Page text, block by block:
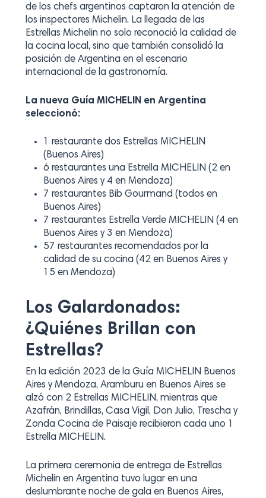
de los chefs argentinos captaron la atención de
los inspectores Michelin. La llegada de las
Estrellas Michelin no solo reconoció la calidad de
la cocina local, sino que también consolidó la
posición de Argentina en el escenario
internacional de la gastronomía.
La nueva Guía MICHELIN en Argentina
seleccionó:
1 restaurante dos Estrellas MICHELIN
(Buenos Aires)
6 restaurantes una Estrella MICHELIN (2 en
Buenos Aires y 4 en Mendoza)
7 restaurantes Bib Gourmand (todos en
Buenos Aires)
7 restaurantes Estrella Verde MICHELIN (4 en
Buenos Aires y 3 en Mendoza)
57 restaurantes recomendados por la
calidad de su cocina (42 en Buenos Aires y
15 en Mendoza)
Los Galardonados:
¿Quiénes Brillan con
Estrellas?
En la edición 2023 de la Guía MICHELIN Buenos
Aires y Mendoza, Aramburu en Buenos Aires se
alzó con 2 Estrellas MICHELIN, mientras que
Azafrán, Brindillas, Casa Vigil, Don Julio, Trescha y
Zonda Cocina de Paisaje recibieron cada uno 1
Estrella MICHELIN.
La primera ceremonia de entrega de Estrellas
Michelin en Argentina tuvo lugar en una
deslumbrante noche de gala en Buenos Aires,